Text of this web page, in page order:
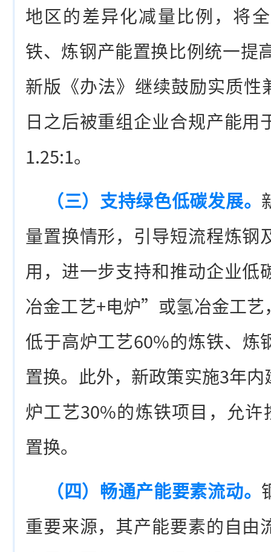
地区的差异化减量比例，将
铁、炼钢产能置换比例统一提
新版《办法》继续鼓励实质性
日之后被重组企业合规产能用
1.25:1。
（三）支持绿色低碳发展。
量置换情形，引导短流程炼钢
用，进一步支持和推动企业
冶金工艺+电炉”或氢冶金工艺
低于高炉工艺60%的炼铁、炼
置换。此外，新政策实施3年
炉工艺30%的炼铁项目，允许
置换。
（四）畅通产能要素流动。
重要来源，其产能要素的自由